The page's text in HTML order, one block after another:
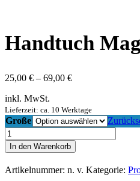
Handtuch
25,00 € – 69,00 €Preisspanne:
69,00 €
inkl. MwSt.
Lieferzeit: ca. 10 Werktage
Große
Handtuch
Magie
der
Meere
Menge
In den Warenkorb
Artikelnummer: n. v. Kategorie: